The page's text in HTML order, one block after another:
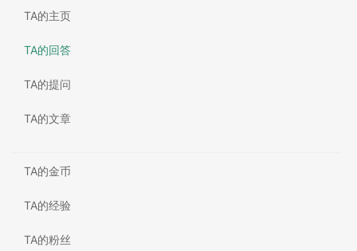
TA的主页
TA的回答
TA的提问
TA的文章
TA的金币
TA的经验
TA的粉丝